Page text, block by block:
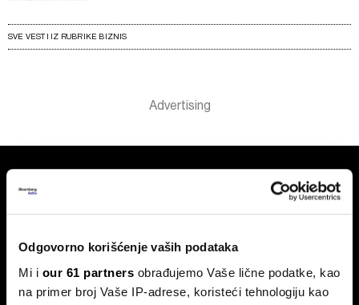
Odgovorno korišćenje vaših podataka
Mi i our 61 partners obrađujemo Vaše lične podatke, kao
na primer broj Vaše IP-adrese, koristeći tehnologiju kao
SVE VESTI IZ RUBRIKE BIZNIS